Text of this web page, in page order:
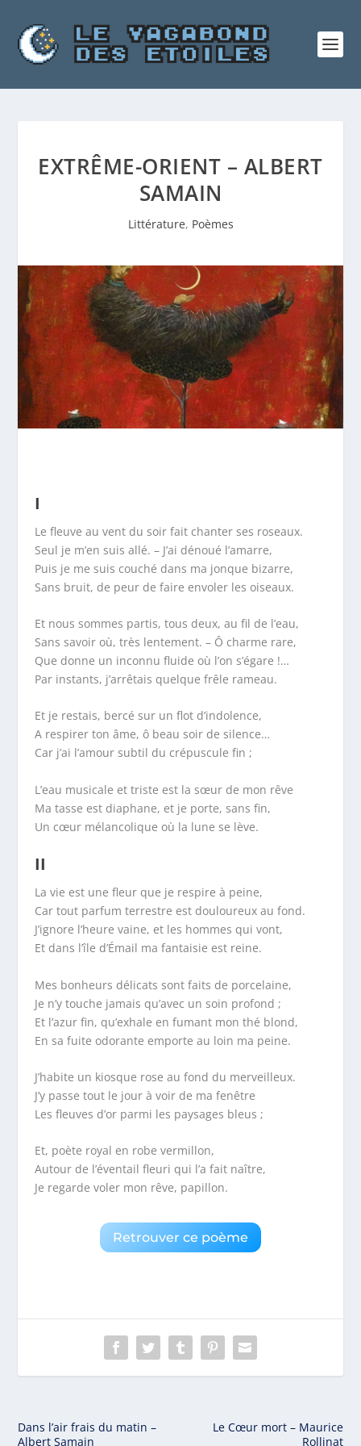
EXTRÊME-ORIENT – ALBERT
SAMAIN
Littérature, Poèmes
I
Le fleuve au vent du soir fait chanter ses roseaux.
Seul je m’en suis allé. – J’ai dénoué l’amarre,
Puis je me suis couché dans ma jonque bizarre,
Sans bruit, de peur de faire envoler les oiseaux.
Et nous sommes partis, tous deux, au fil de l’eau,
Sans savoir où, très lentement. – Ô charme rare,
Que donne un inconnu fluide où l’on s’égare !…
Par instants, j’arrêtais quelque frêle rameau.
Et je restais, bercé sur un flot d’indolence,
A respirer ton âme, ô beau soir de silence…
Car j’ai l’amour subtil du crépuscule fin ;
L’eau musicale et triste est la sœur de mon rêve
Ma tasse est diaphane, et je porte, sans fin,
Un cœur mélancolique où la lune se lève.
II
La vie est une fleur que je respire à peine,
Car tout parfum terrestre est douloureux au fond.
J’ignore l’heure vaine, et les hommes qui vont,
Et dans l’île d’Émail ma fantaisie est reine.
Mes bonheurs délicats sont faits de porcelaine,
Je n’y touche jamais qu’avec un soin profond ;
Et l’azur fin, qu’exhale en fumant mon thé blond,
En sa fuite odorante emporte au loin ma peine.
J’habite un kiosque rose au fond du merveilleux.
J’y passe tout le jour à voir de ma fenêtre
Les fleuves d’or parmi les paysages bleus ;
Et, poète royal en robe vermillon,
Autour de l’éventail fleuri qui l’a fait naître,
Je regarde voler mon rêve, papillon.
Retrouver ce poème
Dans l’air frais du matin –
Albert Samain
Le Cœur mort – Maurice
Rollinat